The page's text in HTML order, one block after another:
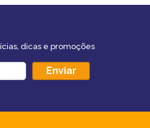
dicas e promoções